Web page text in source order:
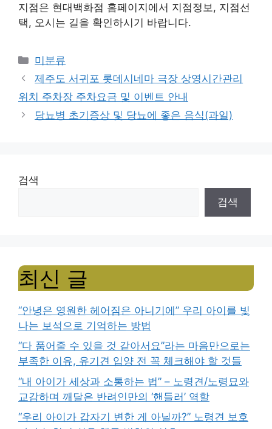
지점은 현대백화점 홈페이지에서 지점정보, 지점선
택, 오시는 길을 확인하시기 바랍니다.
Categories
미분류
제주도 서귀포 롯데시네마 극장 상영시간관리
위치 주차장 주차요금 및 이벤트 안내
당뇨병 초기증상 및 당뇨에 좋은 음식(과일)
검색
검색
최신 글
“안녕은 영원한 헤어짐은 아니기에” 우리 아이를 빛
나는 보석으로 기억하는 방법
“다 품어줄 수 있을 것 같아서요”라는 마음만으로는
부족한 이유, 유기견 입양 전 꼭 체크해야 할 것들
“내 아이가 세상과 소통하는 법” – 노령견/노령묘와
교감하며 깨달은 반려인만의 ‘핸들러’ 역할
“우리 아이가 갑자기 변한 게 아닐까?” 노령견 보호